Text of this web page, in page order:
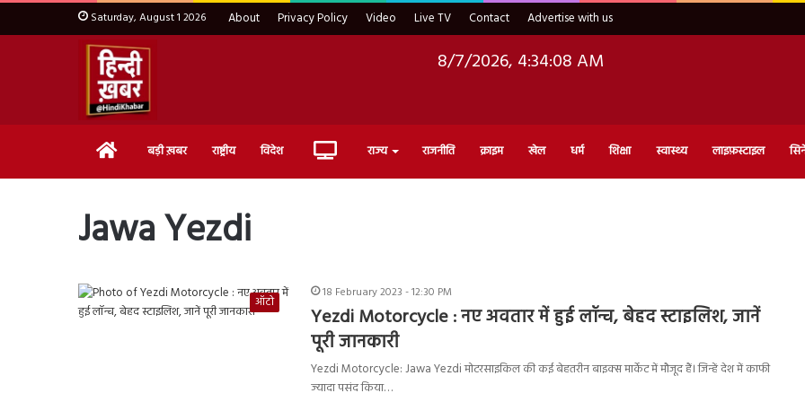
Saturday, August 1 2026 About Privacy Policy Video Live TV Contact Advertise with us
8/7/2026, 4:34:09 AM
Home बड़ी ख़बर राष्ट्रीय विदेश Live राज्य राजनीति क्राइम खेल धर्म शिक्षा स्वास्थ्य लाइफ़स्टाइल
Jawa Yezdi
ऑटो
18 February 2023 - 12:30 PM
Yezdi Motorcycle : नए अवतार में हुई लॉन्च, बेहद स्टाइलिश, जानें
पूरी जानकारी
Yezdi Motorcycle: Jawa Yezdi मोटरसाइकिल की कई बेहतरीन बाइक्स मार्केट में मौजूद हैं। जिन्हें देश में काफी
ज्यादा पसंद किया…